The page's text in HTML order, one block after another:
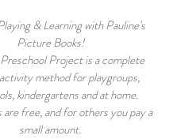
& Learning with Pauline's
Picture Books!
Project is a complete
method for playgroups,
kindergartens and at home.
free, and for others you pay a
small amount.